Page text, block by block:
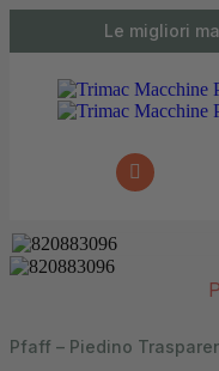
Le migliori
Pfaff – Piedino